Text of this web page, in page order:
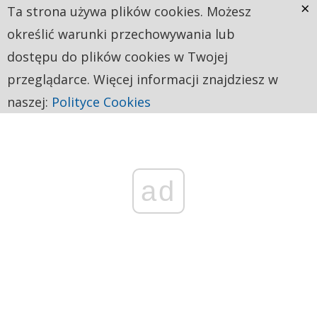
ad
Ta strona używa plików cookies. Możesz
określić warunki przechowywania lub
dostępu do plików cookies w Twojej
przeglądarce. Więcej informacji znajdziesz w
naszej: Polityce Cookies
×